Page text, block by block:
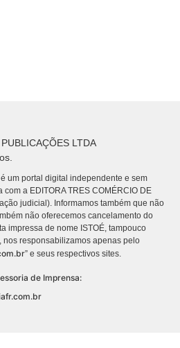
LTDA
um portal digital independente e sem
a EDITORA TRES COMÉRCIO DE
judicial). Informamos também que não
não oferecemos cancelamento do
impressa de nome ISTOÉ, tampouco
nos responsabilizamos apenas pelo
” e seus respectivos sites.
de Imprensa: